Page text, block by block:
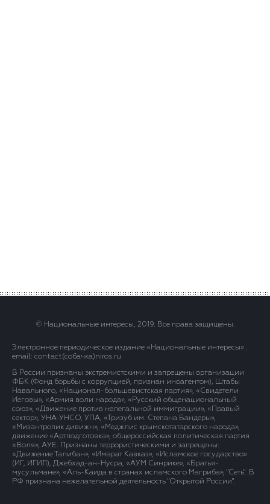
© Национальные интересы, 2019. Все права защищены.
Электронное периодическое издание «Национальные интересы» .
email: contact(сoбaчка)niros.ru
В России признаны экстремистскими и запрещены организации
ФБК (Фонд борьбы с коррупцией, признан иноагентом), Штабы
Навального, «Национал-большевистская партия», «Свидетели
Иеговы», «Армия воли народа», «Русский общенациональный
союз», «Движение против нелегальной иммиграции», «Правый
сектор», УНА-УНСО, УПА, «Тризуб им. Степана Бандеры»,
«Мизантропик дивижн», «Меджлис крымскотатарского народа»,
движение «Артподготовка», общероссийская политическая партия
«Воля», АУЕ. Признаны террористическими и запрещены:
«Движение Талибан», «Имарат Кавказ», «Исламское государство»
(ИГ, ИГИЛ), Джебхад-ан-Нусра, «АУМ Синрике», «Братья-
мусульмане», «Аль-Каида в странах исламского Магриба», "Сеть". В
РФ признана нежелательной деятельность "Открытой России".